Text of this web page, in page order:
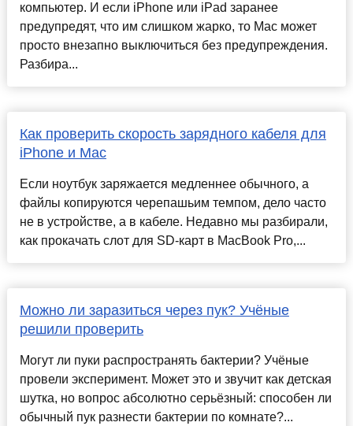
компьютер. И если iPhone или iPad заранее
предупредят, что им слишком жарко, то Mac может
просто внезапно выключиться без предупреждения.
Разбира...
Как проверить скорость зарядного кабеля для
iPhone и Mac
Если ноутбук заряжается медленнее обычного, а
файлы копируются черепашьим темпом, дело часто
не в устройстве, а в кабеле. Недавно мы разбирали,
как прокачать слот для SD-карт в MacBook Pro,...
Можно ли заразиться через пук? Учёные
решили проверить
Могут ли пуки распространять бактерии? Учёные
провели эксперимент. Может это и звучит как детская
шутка, но вопрос абсолютно серьёзный: способен ли
обычный пук разнести бактерии по комнате?...